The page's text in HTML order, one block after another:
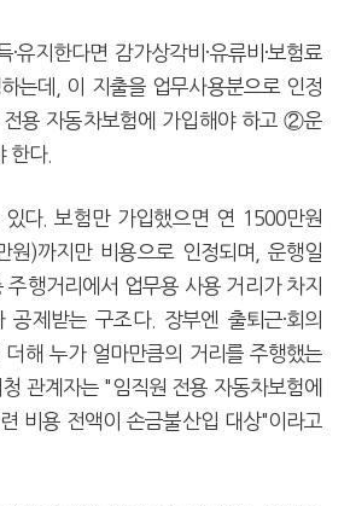
유지한다면 감가상각비·유류비·보험료
는데, 이 지출을 업무사용분으로 인정
용 자동차보험에 가입해야 하고 ②운
한다.
다. 보험만 가입했으면 연 1500만원
원)까지만 비용으로 인정되며, 운행일
행거리에서 업무용 사용 거리가 차지
제받는 구조다. 장부엔 출퇴근·회의
해 누가 얼마만큼의 거리를 주행했는
관계자는 "임직원 전용 자동차보험에
비용 전액이 손금불산입 대상"이라고